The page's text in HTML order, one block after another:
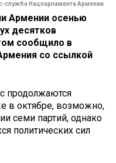
служба Нацпарламента Армении
Армении осенью
десятков
сообщило в
со ссылкой
продолжаются
в октябре, возможно,
семи партий, однако
политических сил